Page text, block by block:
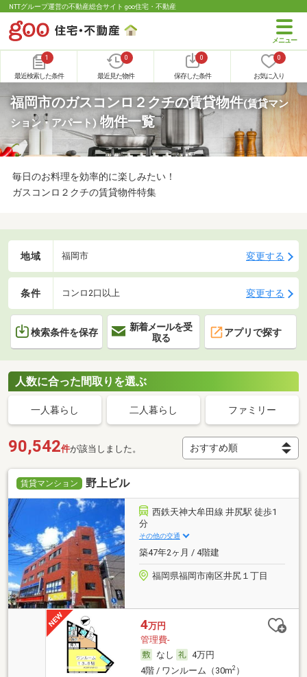
NTTグループ運営の不動産総合サイト goo住宅・不動産
1
最近検索した条件
0
最近見た物件
0
保存した条件
0
お気に入り
福岡市のガスコンロ２クチの賃貸物件(賃貸マン
ション・アパート) 物件一覧
毎日のお料理を効率的に楽しみたい！
ガスコンロ２クチの賃貸物件特集
地域 福岡市 変更する
条件 コンロ2口以上 変更する
検索条件を保存
新着メールを受
取る
アプリで探す
人数に合った間取りを選ぶ
一人暮らし 二人暮らし ファミリー
90,542件が該当しました。
賃貸マンション 野上ビル
西鉄天神大牟田線 井尻駅 徒歩1
分
その他の交通
築47年2ヶ月 / 4階建
福岡県福岡市南区井尻１丁目
4万円
管理費-
なし
4万円
4階 / ワンルーム（30m2）